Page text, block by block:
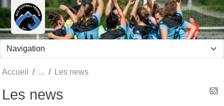
Accueil Les news
Les news
Panneau de gestion des cookies